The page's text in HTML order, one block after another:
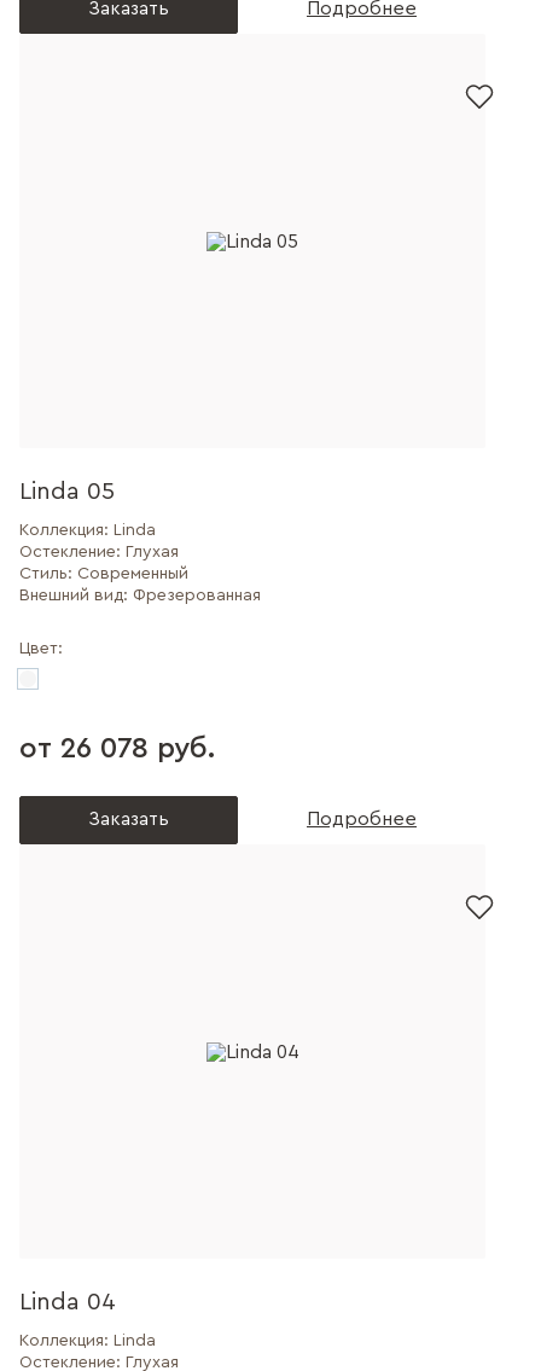
Заказать Подробнее
Linda 05
Коллекция: Linda
Остекление: Глухая
Стиль: Современный
Внешний вид: Фрезерованная
Цвет:
от 26 078 руб.
Заказать Подробнее
Linda 04
Коллекция: Linda
Остекление: Глухая